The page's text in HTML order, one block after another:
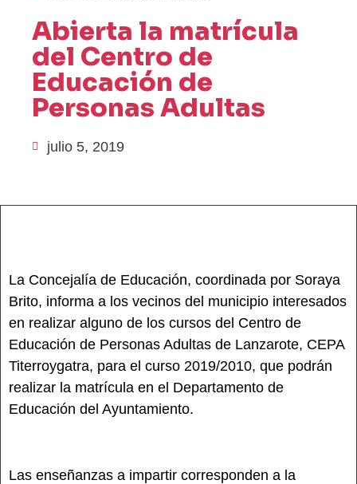
Abierta la matrícula
del Centro de
Educación de
Personas Adultas
julio 5, 2019
La Concejalía de Educación, coordinada por Soraya
Brito, informa a los vecinos del municipio interesados
en realizar alguno de los cursos del Centro de
Educación de Personas Adultas de Lanzarote, CEPA
Titerroygatra, para el curso 2019/2010, que podrán
realizar la matrícula en el Departamento de
Educación del Ayuntamiento.
Las enseñanzas a impartir corresponden a la